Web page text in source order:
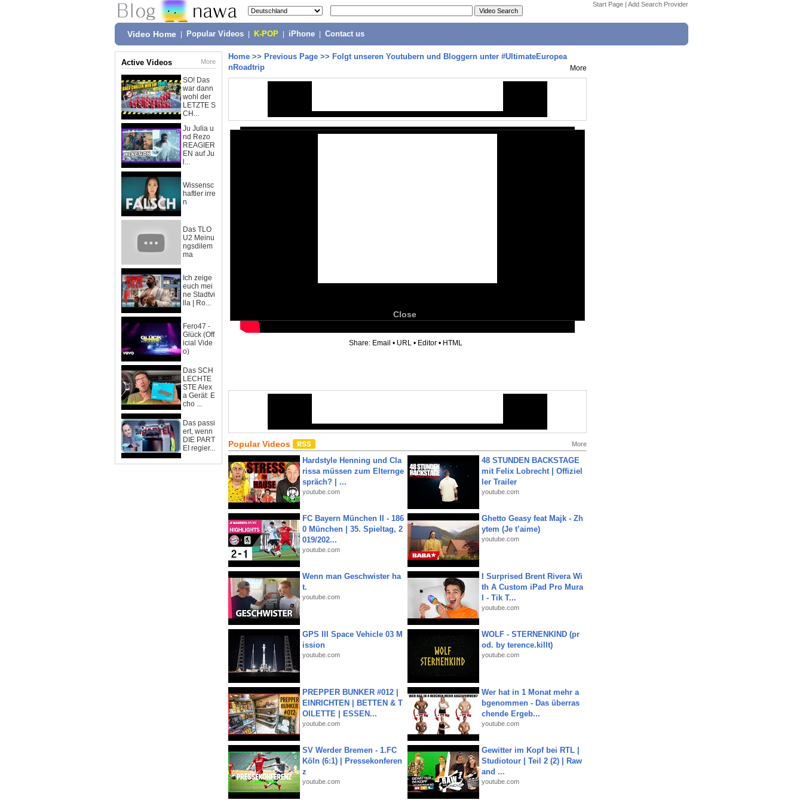
Start Page | Add Search Provider
Video Home Popular Videos K-POP iPhone Contact us
Active Videos More
SO! Das
war dann
wohl der
LETZTE S
CH...
Ju Julia u
nd Rezo
REAGIER
EN auf Ju
l...
Wissensc
haftler irre
n
Das TLO
U2 Meinu
ngsdilem
ma
Ich zeige
euch mei
ne Stadtvi
lla | Ro...
Fero47 -
Glück (Off
icial Vide
o)
Das SCH
LECHTE
STE Alex
a Gerät: E
cho ...
Das passi
ert, wenn
DIE PART
EI regier...
Home >> Previous Page >> Folgt unseren Youtubern und Bloggern unter #UltimateEuropea
nRoadtrip
More
Close
Share: Email • URL • Editor • HTML
Popular Videos More
Hardstyle Henning und Cla
rissa müssen zum Elternge
spräch? | ...
youtube.com
48 STUNDEN BACKSTAGE
mit Felix Lobrecht | Offiziel
ler Trailer
youtube.com
FC Bayern München II - 186
0 München | 35. Spieltag, 2
019/202...
youtube.com
Ghetto Geasy feat Majk - Zh
ytem (Je t’aime)
youtube.com
Wenn man Geschwister ha
t.
youtube.com
I Surprised Brent Rivera Wi
th A Custom iPad Pro Mura
l - Tik T...
youtube.com
GPS III Space Vehicle 03 M
ission
youtube.com
WOLF - STERNENKIND (pr
od. by terence.killt)
youtube.com
PREPPER BUNKER #012 |
EINRICHTEN | BETTEN & T
OILETTE | ESSEN...
youtube.com
Wer hat in 1 Monat mehr a
bgenommen - Das überras
chende Ergeb...
youtube.com
SV Werder Bremen - 1.FC
Köln (6:1) | Pressekonferen
z
youtube.com
Gewitter im Kopf bei RTL |
Studiotour | Teil 2 (2) | Raw
and ...
youtube.com